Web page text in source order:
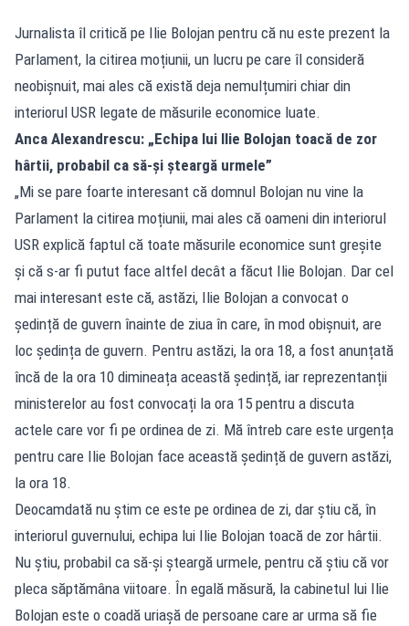
Jurnalista îl critică pe Ilie Bolojan pentru că nu este prezent la
Parlament, la citirea moțiunii, un lucru pe care îl consideră
neobișnuit, mai ales că există deja nemulțumiri chiar din
interiorul USR legate de măsurile economice luate.
Anca Alexandrescu: „Echipa lui Ilie Bolojan toacă de zor
hârtii, probabil ca să-și șteargă urmele”
„Mi se pare foarte interesant că domnul Bolojan nu vine la
Parlament la citirea moțiunii, mai ales că oameni din interiorul
USR explică faptul că toate măsurile economice sunt greșite
și că s-ar fi putut face altfel decât a făcut Ilie Bolojan. Dar cel
mai interesant este că, astăzi, Ilie Bolojan a convocat o
ședință de guvern înainte de ziua în care, în mod obișnuit, are
loc ședința de guvern. Pentru astăzi, la ora 18, a fost anunțată
încă de la ora 10 dimineața această ședință, iar reprezentanții
ministerelor au fost convocați la ora 15 pentru a discuta
actele care vor fi pe ordinea de zi. Mă întreb care este urgența
pentru care Ilie Bolojan face această ședință de guvern astăzi,
la ora 18.
Deocamdată nu știm ce este pe ordinea de zi, dar știu că, în
interiorul guvernului, echipa lui Ilie Bolojan toacă de zor hârtii.
Nu știu, probabil ca să-și șteargă urmele, pentru că știu că vor
pleca săptămâna viitoare. În egală măsură, la cabinetul lui Ilie
Bolojan este o coadă uriașă de persoane care ar urma să fie